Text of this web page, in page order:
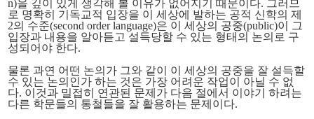
n)을 깊이 있게 생각해 볼 이유가 없어지기 때문이다. 그러므
로 명확히 기독교적 입장을 이 세상에 발하는 공적 신학의 제
2의 수준(second order language)은 이 세상의 공중(public)이 그
입장과 내용을 알아듣고 설득당할 수 있는 형태의 논의 로 구
성되어야 한다.
물론 과연 어떤 논의가 그와 같이 이 세상의 공중을 잘 설득할
수 있는 논의인가 하는 것은 가장 어려운 작업이 아닐 수 없
다. 이것과 밀접히 연관된 문제가 다음 절에서 이야기 하려는
다른 학문들의 통철들을 잘 활용하는 문제이다.